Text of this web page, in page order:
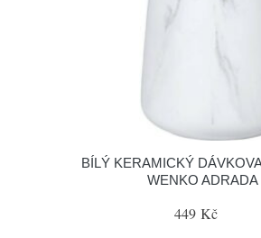
BÍLÝ KERAMICKÝ
WENKO ADRADA
449 Kč